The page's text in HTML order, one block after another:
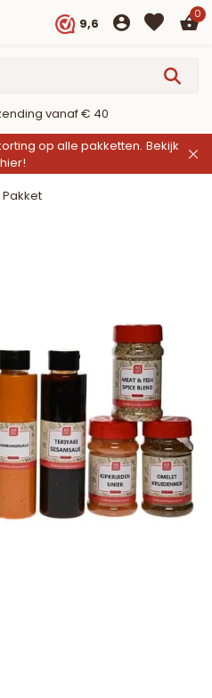
9,6
0
vanaf € 40
op alle pakketten. Bekijk
hier!